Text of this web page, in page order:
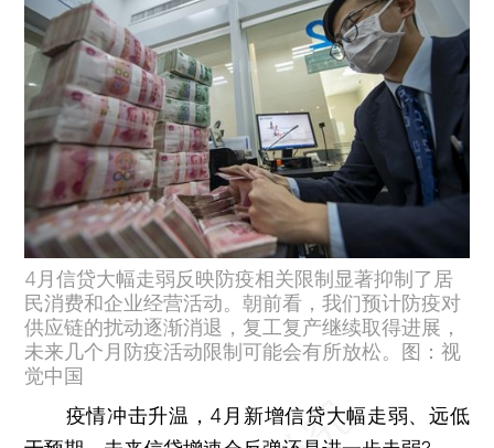
4月信贷大幅走弱反映防疫相关限制显著抑制了居
民消费和企业经营活动。朝前看，我们预计防疫对
供应链的扰动逐渐消退，复工复产继续取得进展，
未来几个月防疫活动限制可能会有所放松。图：视
觉中国
疫情冲击升温，4月新增信贷大幅走弱、远低